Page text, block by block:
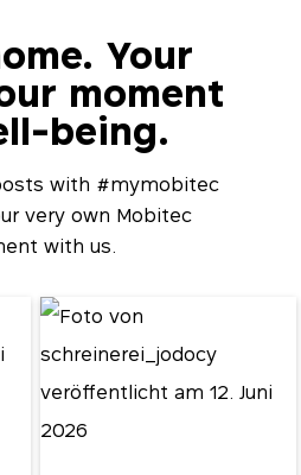
Your
moment
being.
with #mymobitec
very own Mobitec
with us.